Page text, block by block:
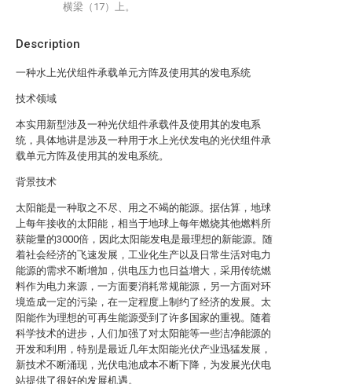
Description
一种水上光伏组件承载单元方阵及使用其的发电系统
技术领域
本实用新型涉及一种光伏组件承载件及使用其的发电系
统，具体地讲是涉及一种用于水上光伏发电的光伏组件承
载单元方阵及使用其的发电系统。
背景技术
太阳能是一种取之不尽、用之不竭的能源。据估算，地球
上每年接收的太阳能，相当于地球上每年燃烧其他燃料所
获能量的3000倍，因此太阳能发电是最理想的新能源。随
着社会经济的飞速发展，工业化生产以及日常生活对电力
能源的需求不断增加，供电压力也日益增大，采用传统燃
料作为电力来源，一方面要消耗常规能源，另一方面对环
境造成一定的污染，在一定程度上制约了经济的发展。太
阳能作为理想的可再生能源受到了许多国家的重视。随着
科学技术的进步，人们加强了对太阳能等一些洁净能源的
开发和利用，特别是最近几年太阳能光伏产业迅猛发展，
新技术不断涌现，光伏电池成本不断下降，为发展光伏电
站提供了很好的发展机遇。
横梁（17）上。